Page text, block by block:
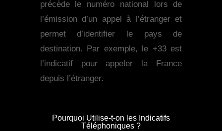
précède le numéro national lors de
l’émission d’un appel à l’étranger et
permet d’identifier le pays de
destination. Par exemple, le +33 est
l’indicatif pour appeler la France
depuis l’étranger.
Pourquoi Utilise-t-on les Indicatifs
Téléphoniques ?